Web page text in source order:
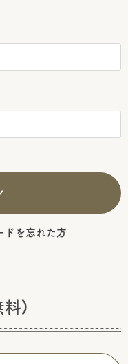
ドを忘れた方
料)